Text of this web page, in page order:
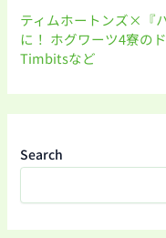
ティムホートンズ×『
に！ ホグワーツ4寮の
Timbitsなど
Search